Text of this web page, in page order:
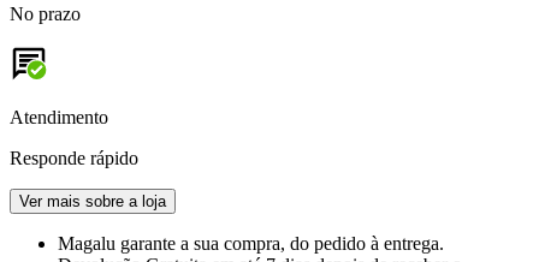
No prazo
Atendimento
Responde rápido
Ver mais sobre a loja
Magalu garante a sua compra, do pedido à entrega.